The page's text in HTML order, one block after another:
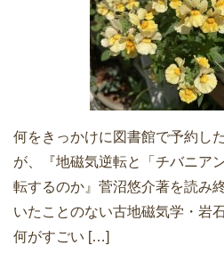
何をきっかけに図書館で予約し
が、『地磁気逆転と「チバニア
転するのか』菅沼悠介著を読み
いたことのない古地磁気学・岩
何がすごい […]